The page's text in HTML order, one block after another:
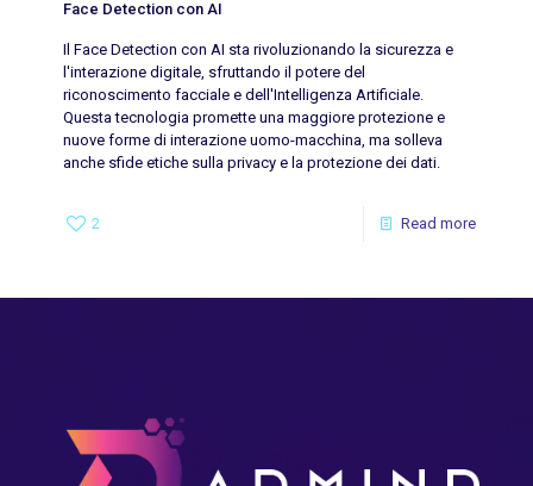
Face Detection con AI
Il Face Detection con AI sta rivoluzionando la sicurezza e
l'interazione digitale, sfruttando il potere del
riconoscimento facciale e dell'Intelligenza Artificiale.
Questa tecnologia promette una maggiore protezione e
nuove forme di interazione uomo-macchina, ma solleva
anche sfide etiche sulla privacy e la protezione dei dati.
2 Read more